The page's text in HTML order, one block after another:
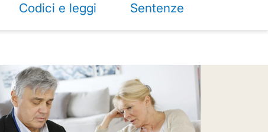
Codici e leggi Sentenze